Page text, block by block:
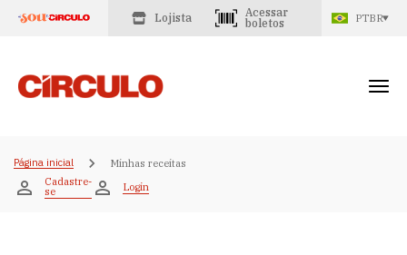
Lojista
Acessar
boletos
PTBR
Página inicial
Minhas receitas
Cadastre-
se Login